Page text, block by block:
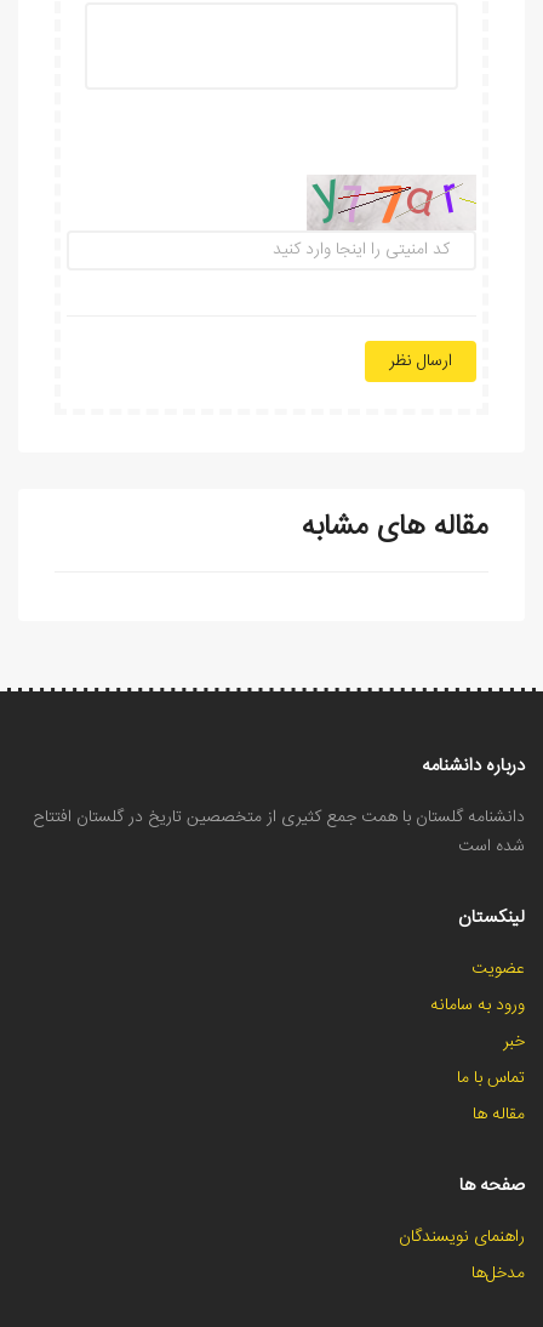
ارسال نظر
مقاله های مشابه
درباره دانشنامه
دانشنامه گلستان با همت جمع کثیری از متخصصین تاریخ در گلستان افتتاح
شده است
لینکستان
عضویت
ورود به سامانه
خبر
تماس با ما
مقاله ها
صفحه ها
راهنمای نویسندگان
مدخل‌ها